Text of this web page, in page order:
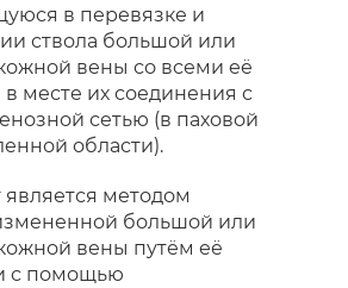
в перевязке и
ствола большой или
вены со всеми её
месте их соединения с
сетью (в паховой
области).
методом
большой или
вены путём её
с помощью